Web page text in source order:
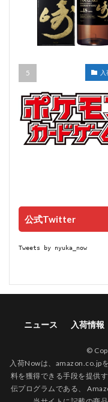
入
公式Twitter
Tweets by nyuka_now
ニュース 入荷情報
©
入荷Nowは、amazon.co.jp
料を獲得できる手段を提供
伝プログラムである、